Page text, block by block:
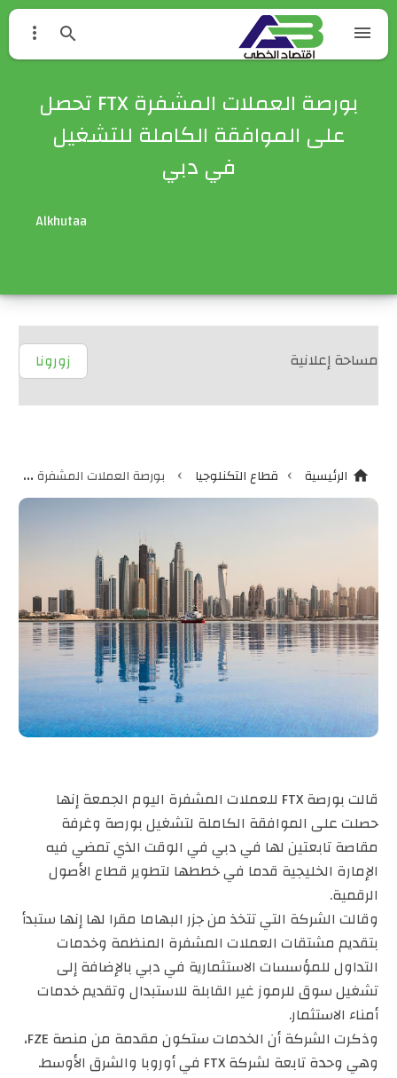



بورصة العملات المشفرة FTX تحصل
على الموافقة الكاملة للتشغيل
في دبي
Alkhutaa
مساحة إعلانية زورونا
 الرئيسية › قطاع التكنلوجيا › بورصة العملات المشفرة FTX تحصل على الموافقة الكاملة للتشغيل في دبي
قالت بورصة FTX للعملات المشفرة اليوم الجمعة إنها
حصلت على الموافقة الكاملة لتشغيل بورصة وغرفة
مقاصة تابعتين لها في دبي في الوقت الذي تمضي فيه
الإمارة الخليجية قدما في خططها لتطوير قطاع الأصول
الرقمية.
وقالت الشركة التي تتخذ من جزر البهاما مقرا لها إنها ستبدأ
بتقديم مشتقات العملات المشفرة المنظمة وخدمات
التداول للمؤسسات الاستثمارية في دبي بالإضافة إلى
تشغيل سوق للرموز غير القابلة للاستبدال وتقديم خدمات
أمناء الاستثمار.
وذكرت الشركة أن الخدمات ستكون مقدمة من منصة FZE،
وهي وحدة تابعة لشركة FTX في أوروبا والشرق الأوسط.